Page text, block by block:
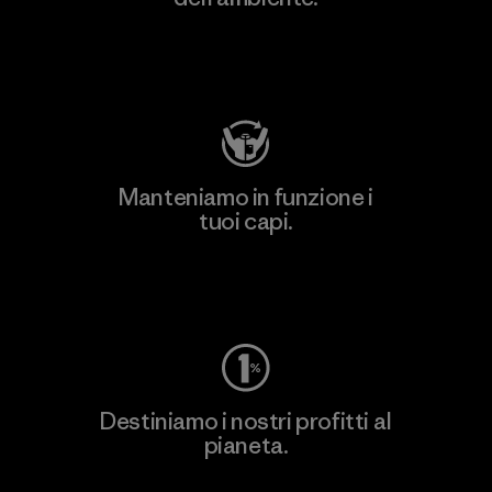
Manteniamo in funzione i
tuoi capi.
Destiniamo i nostri profitti al
pianeta.